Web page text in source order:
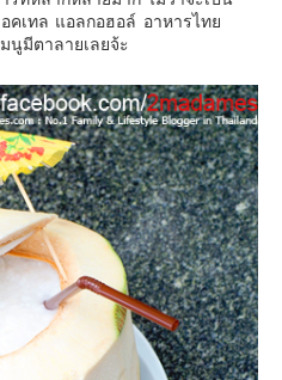
เทล แอลกอฮอล์ อาหารไทย
นูมีตาลายเลยจ้ะ